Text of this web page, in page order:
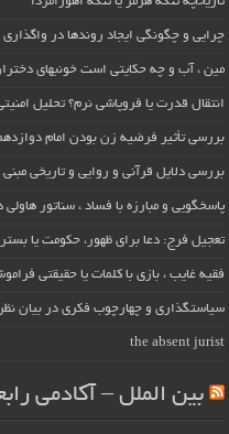
چرایی و چگونگی ایجاد روندها در
مین ، آب و چه حکایتی است خونبهای
انتقال قدرت یا فروپاشی نرم؟ تحلیل
بررسی تأثیر فرضیه زن بودن امام
بررسی دلایل قرآنی و روایی و تاریخی
پاسخگویی و مبارزه با فساد ، سناتور
تعجیل فرج: دعا برای ظهور، حکومت یا
فقیه غایب ، بازی با کلمات یا حقیقتی
سیاستگذاری و چهارچوب فکری در بیان
the absent jurist
بین الملل – آکادمی